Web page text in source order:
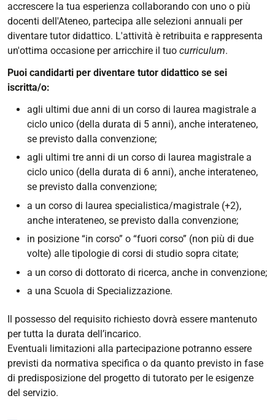
accrescere la tua esperienza collaborando con uno o più
docenti dell'Ateneo, partecipa alle selezioni annuali per
diventare tutor didattico. L'attività è retribuita e rappresenta
un'ottima occasione per arricchire il tuo curriculum.
Puoi candidarti per diventare tutor didattico se sei
iscritta/o:
agli ultimi due anni di un corso di laurea magistrale a
ciclo unico (della durata di 5 anni), anche interateneo,
se previsto dalla convenzione;
agli ultimi tre anni di un corso di laurea magistrale a
ciclo unico (della durata di 6 anni), anche interateneo,
se previsto dalla convenzione;
a un corso di laurea specialistica/magistrale (+2),
anche interateneo, se previsto dalla convenzione;
in posizione “in corso” o “fuori corso” (non più di due
volte) alle tipologie di corsi di studio sopra citate;
a un corso di dottorato di ricerca, anche in convenzione;
a una Scuola di Specializzazione.
Il possesso del requisito richiesto dovrà essere mantenuto
per tutta la durata dell’incarico.
Eventuali limitazioni alla partecipazione potranno essere
previsti da normativa specifica o da quanto previsto in fase
di predisposizione del progetto di tutorato per le esigenze
del servizio.